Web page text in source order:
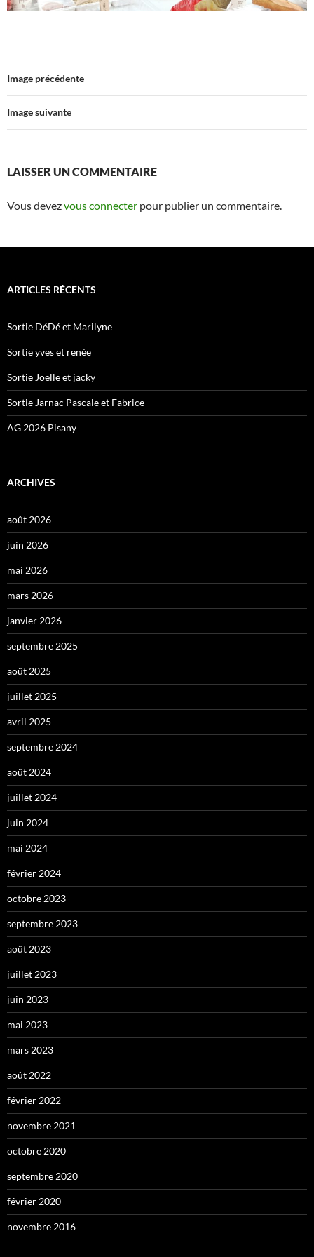
Image précédente
Image suivante
LAISSER UN COMMENTAIRE
Vous devezvous connecter pour publier un commentaire.
ARTICLES RÉCENTS
Sortie DéDé et Marilyne
Sortie yves et renée
Sortie Joelle et jacky
Sortie Jarnac Pascale et Fabrice
AG 2026 Pisany
ARCHIVES
août 2026
juin 2026
mai 2026
mars 2026
janvier 2026
septembre 2025
août 2025
juillet 2025
avril 2025
septembre 2024
août 2024
juillet 2024
juin 2024
mai 2024
février 2024
octobre 2023
septembre 2023
août 2023
juillet 2023
juin 2023
mai 2023
mars 2023
août 2022
février 2022
novembre 2021
octobre 2020
septembre 2020
février 2020
novembre 2016